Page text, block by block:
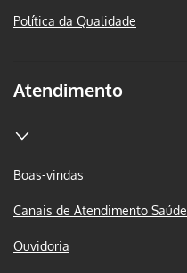
Política da Qualidade
Atendimento
Boas-vindas
Canais de Atendimento Saúde
Ouvidoria